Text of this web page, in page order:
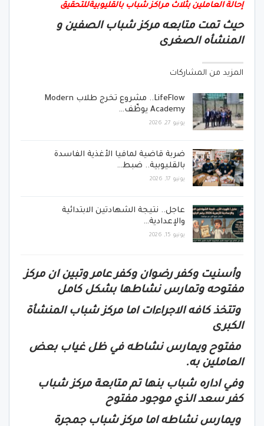
إحالة العاملين بثلاث مراكز شباب بالقليوبيةللتحقيق
حيث تمت متابعه مركز شباب الصفين و
المنشأه الصغرى
المزيد من المشاركات
LifeFlow.. مشروع تخرج طلاب Modern
Academy يوظّف…
يونيو 27, 2026
ضربة قاضية لمافيا الأغذية الفاسدة
بالقليوبية.. ضبط…
يونيو 17, 2026
عاجل.. نتيجة الشهادتين الابتدائية
والإعدادية…
يونيو 15, 2026
وأسنيت وكفر رضوان وكفر عامر وتبين ان مركز
مفتوحه وتمارس نشاطها بشكل كامل
وتتخذ كافه الاجراءات اما مركز شباب المنشأة
الكبرى
مفتوح ويمارس نشاطه في ظل غياب بعض
العاملين به.
وفي اداره شباب بنها تم متابعة مركز شباب
كفر سعد الذي موجود مفتوح
ويمارس نشاطه اما مركز شباب جمجرة